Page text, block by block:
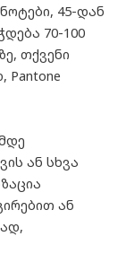
45-დან
70-100
თქვენი
Pantone
ან სხვა
ან